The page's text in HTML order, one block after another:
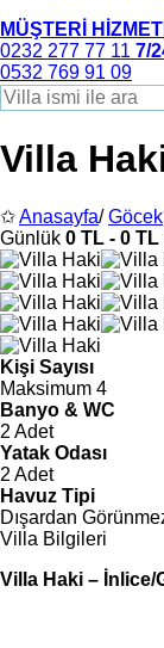
MÜŞTERİ
0232 277 77 11 7/
0532 769 91 09
Villa
✩Anasayfa/Göcek
Günlük 0 TL - 0 TL
Kişi Sayısı
Maksimum 4
Banyo & WC
2 Adet
Yatak Odası
2 Adet
Havuz Tipi
Dışardan
Villa Bilgileri
Villa Haki – İnlice/